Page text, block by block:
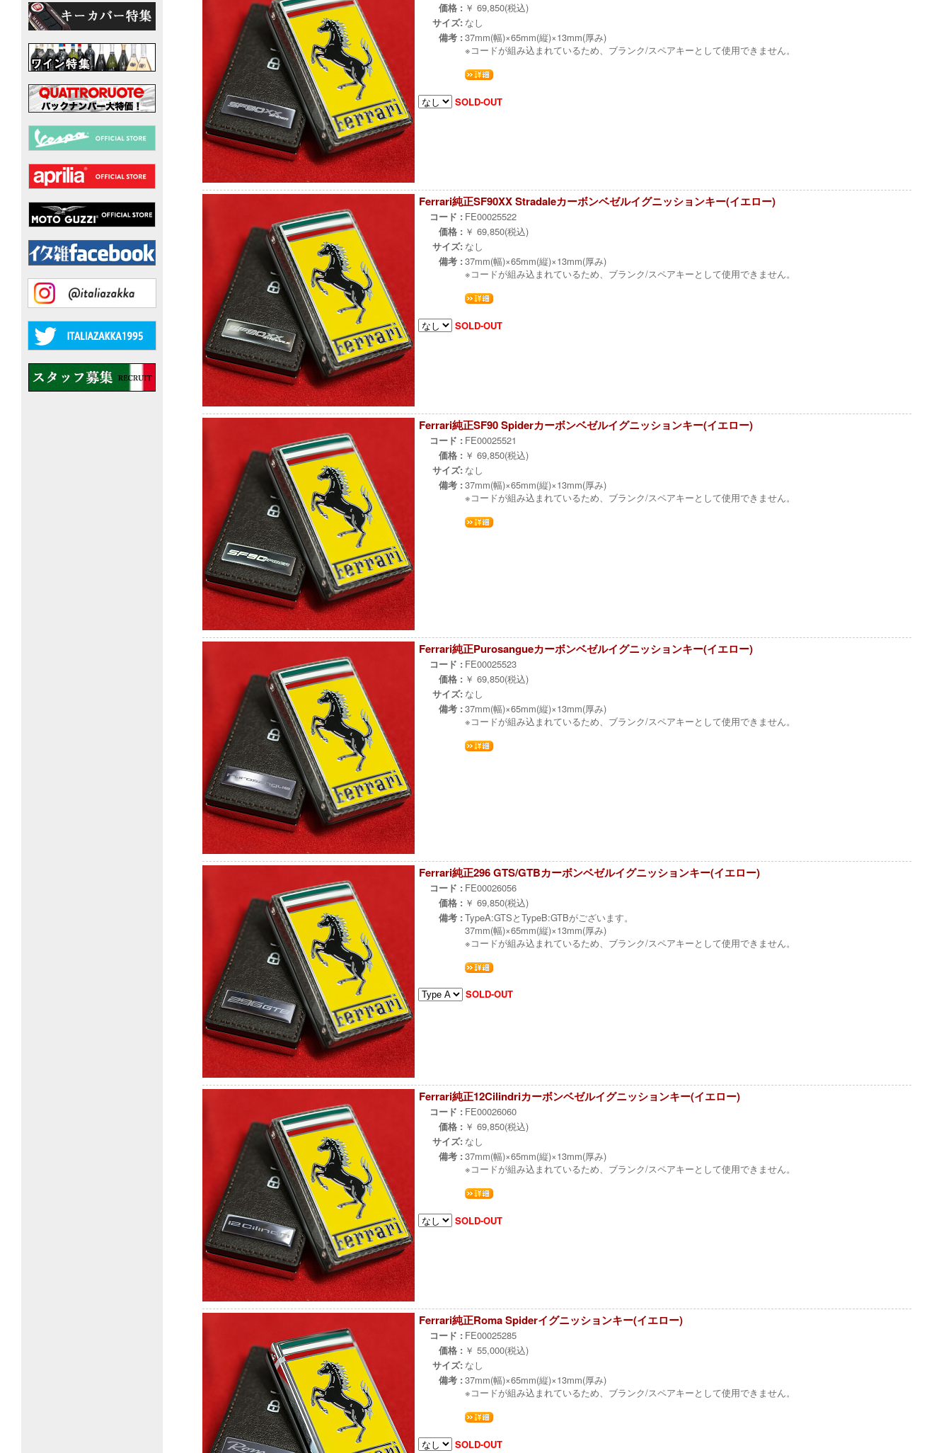
価格 : ￥ 69,850(税込)
サイズ: なし
備考 : 37mm(幅)×65mm(縦)×13mm(厚み)
※コードが組み込まれているため、ブランク/スペアキーとして使用できません。
SOLD-OUT
Ferrari純正SF90XX Stradaleカーボンベゼルイグニッションキー(イエロー)
コード : FE00025522
価格 : ￥ 69,850(税込)
サイズ: なし
備考 : 37mm(幅)×65mm(縦)×13mm(厚み)
※コードが組み込まれているため、ブランク/スペアキーとして使用できません。
SOLD-OUT
Ferrari純正SF90 Spiderカーボンベゼルイグニッションキー(イエロー)
コード : FE00025521
価格 : ￥ 69,850(税込)
サイズ: なし
備考 : 37mm(幅)×65mm(縦)×13mm(厚み)
※コードが組み込まれているため、ブランク/スペアキーとして使用できません。
Ferrari純正Purosangueカーボンベゼルイグニッションキー(イエロー)
コード : FE00025523
価格 : ￥ 69,850(税込)
サイズ: なし
備考 : 37mm(幅)×65mm(縦)×13mm(厚み)
※コードが組み込まれているため、ブランク/スペアキーとして使用できません。
Ferrari純正296 GTS/GTBカーボンベゼルイグニッションキー(イエロー)
コード : FE00026056
価格 : ￥ 69,850(税込)
備考 : TypeA:GTSとTypeB:GTBがございます。
37mm(幅)×65mm(縦)×13mm(厚み)
※コードが組み込まれているため、ブランク/スペアキーとして使用できません。
SOLD-OUT
Ferrari純正12Cilindriカーボンベゼルイグニッションキー(イエロー)
コード : FE00026060
価格 : ￥ 69,850(税込)
サイズ: なし
備考 : 37mm(幅)×65mm(縦)×13mm(厚み)
※コードが組み込まれているため、ブランク/スペアキーとして使用できません。
SOLD-OUT
Ferrari純正Roma Spiderイグニッションキー(イエロー)
コード : FE00025285
価格 : ￥ 55,000(税込)
サイズ: なし
備考 : 37mm(幅)×65mm(縦)×13mm(厚み)
※コードが組み込まれているため、ブランク/スペアキーとして使用できません。
SOLD-OUT